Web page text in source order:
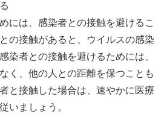
には、感染者との接触を避けるこ
の接触があると、ウイルスの感染
染者との接触を避けるためには、
く、他の人との距離を保つことも
と接触した場合は、速やかに医療
いましょう。